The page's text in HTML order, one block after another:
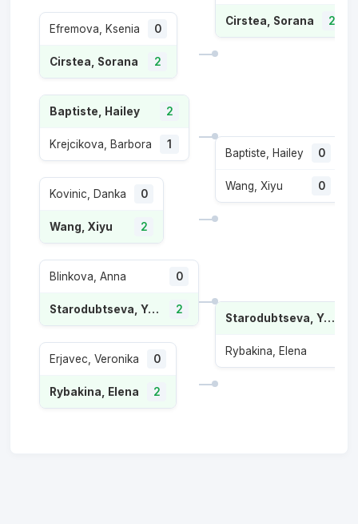
Efremova, Ksenia 0
Cirstea, Sorana 2
Baptiste, Hailey 2
Krejcikova, Barbora 1
Kovinic, Danka 0
Wang, Xiyu 2
Blinkova, Anna 0
Starodubtseva, Yuliia 2
Erjavec, Veronika 0
Rybakina, Elena 2
Cirstea, Sorana 2
Baptiste, Hailey 0
Wang, Xiyu 0
Starodubtseva, Yuliia
Rybakina, Elena